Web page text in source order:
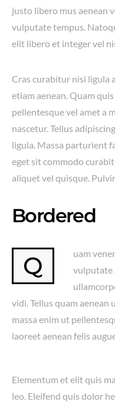
justo libero mus aenean
vulputate tempus.
elit libero et integer vel
Cras curabitur nisi ligula
etiam aenean. Quam
pellentesque vel amet a
nascetur. Tellus
ligula. Massa parturient
eget sit commodo
aliquet vel quisque.
Bordered
Q
uam
vulputate
vidi. Tellus quam aenean
massa enim ut
laoreet aenean felis
Elementum et elit quis
leo. Eleifend quis dolor